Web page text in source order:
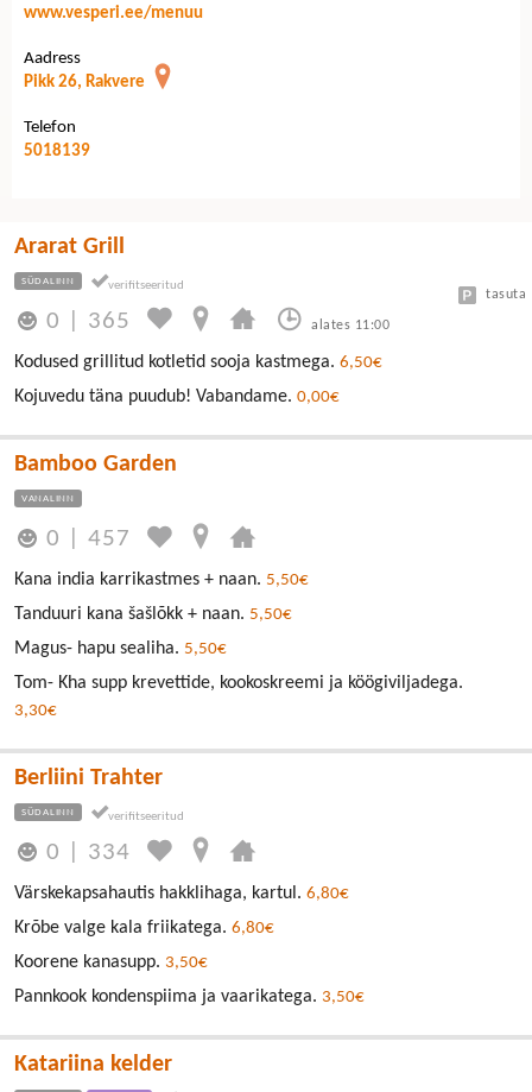
www.vesperi.ee/menuu
Aadress
Pikk 26, Rakvere
Telefon
5018139
Ararat Grill
SÜDALINN
0 365 alates 11:00
tasuta
Kodused grillitud kotletid sooja kastmega. 6,50€
Kojuvedu täna puudub! Vabandame. 0,00€
Bamboo Garden
VANALINN
0 |457
Kana india karrikastmes + naan. 5,50€
Tanduuri kana šašlõkk + naan. 5,50€
Magus- hapu sealiha. 5,50€
Tom- Kha supp krevettide, kookoskreemi ja köögiviljadega.
3,30€
Berliini Trahter
SÜDALINN
0 334
Värskekapsahautis hakklihaga, kartul. 6,80€
Krõbe valge kala friikatega. 6,80€
Koorene kanasupp. 3,50€
Pannkook kondenspiima ja vaarikatega. 3,50€
Katariina kelder